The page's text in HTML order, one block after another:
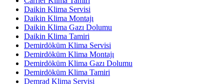
Daikin Klima Servisi
Daikin Klima Montajı
Daikin Klima Gazı Dolumu
Daikin Klima Tamiri
Demirdöküm Klima Servisi
Demirdöküm Klima Montajı
Demirdöküm Klima Gazı Dolumu
Demirdöküm Klima Tamiri
Demrad Klima Servisi